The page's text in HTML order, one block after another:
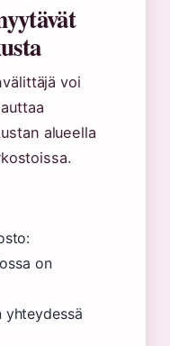
voi
alueella
on
yhteydessä